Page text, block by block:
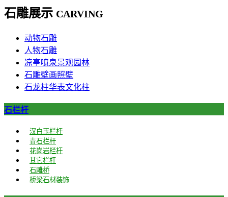
石雕展示 CARVING
动物石雕
人物石雕
凉亭喷泉景观园林
石雕壁画照壁
石龙柱华表文化柱
石栏杆
汉白玉栏杆
青石栏杆
花岗岩栏杆
其它栏杆
石雕桥
桥梁石材装饰